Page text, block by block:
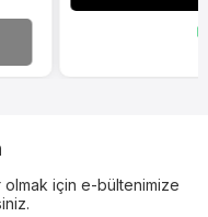
olmak için e-bültenimize